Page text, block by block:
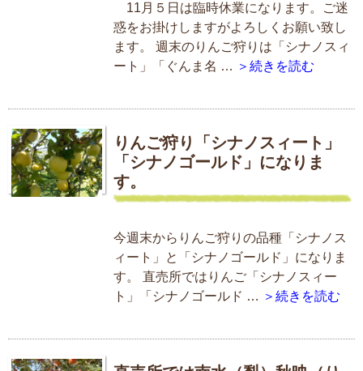
11月５日は臨時休業になります。ご迷
惑をお掛けしますがよろしくお願い致し
ます。 週末のりんご狩りは「シナノスィ
ート」「ぐんま名 … ＞続きを読む
りんご狩り「シナノスィート」
「シナノゴールド」になりま
す。
今週末からりんご狩りの品種「シナノス
ィート」と「シナノゴールド」になりま
す。 直売所ではりんご「シナノスィー
ト」「シナノゴールド … ＞続きを読む